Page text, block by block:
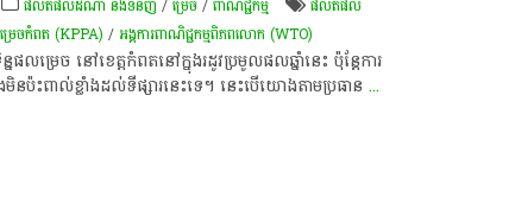
ផលិតផលដំណាំ និងទំនិញ /ម្រេច​/ពាណិជ្ជកម្ម
​ផលិតផល​
េច​កំពត (KPPA) /អង្គការ​ពាណិជ្ជកម្ម​ពិភពលោក (WTO) ​
ផល​ម្រេច​ នៅ​ខេត្តកំពត​នៅ​ក្នុង​រដូវ​ប្រមូល​ផល​ឆ្នាំ​នេះ​ ប៉ុន្តែ​ការ​
ន​ប៉ះពាល់​ខ្លាំង​ដល់ទី​ផ្សារ​នេះ​ទេ​។​ នេះ​បើ​យោង​តាម​ប្រធាន...